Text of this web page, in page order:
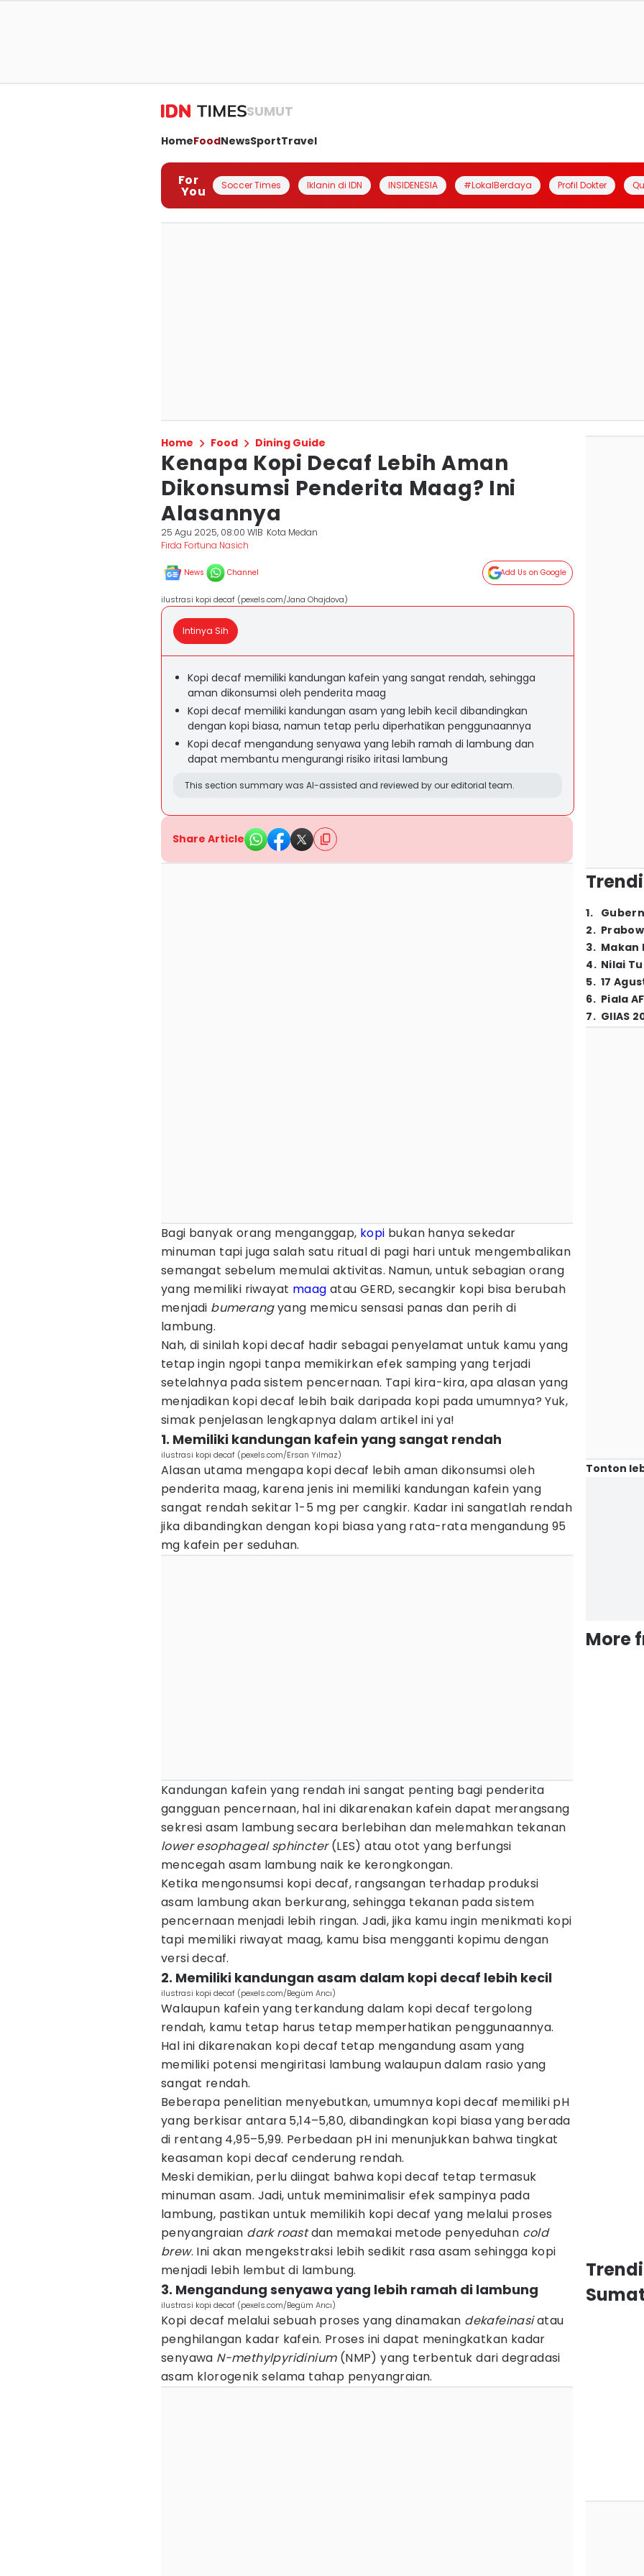
SUMUT
HomeFoodNewsSportTravel
For
You Soccer Times Iklanin di IDN INSIDENESIA #LokalBerdaya Profil Dokter
Home Food Dining Guide
Kenapa Kopi Decaf Lebih Aman
Dikonsumsi Penderita Maag? Ini
Alasannya
25 Agu 2025, 08:00 WIB Kota Medan
Firda Fortuna Nasich
News Channel Add Us on Google
ilustrasi kopi decaf (pexels.com/Jana Ohajdova)
Intinya Sih
Kopi decaf memiliki kandungan kafein yang sangat rendah, sehingga
aman dikonsumsi oleh penderita maag
Kopi decaf memiliki kandungan asam yang lebih kecil dibandingkan
dengan kopi biasa, namun tetap perlu diperhatikan penggunaannya
Kopi decaf mengandung senyawa yang lebih ramah di lambung dan
dapat membantu mengurangi risiko iritasi lambung
This section summary was AI-assisted and reviewed by our editorial team.
Share Article
Bagi banyak orang menganggap, kopi bukan hanya sekedar
minuman tapi juga salah satu ritual di pagi hari untuk mengembalikan
semangat sebelum memulai aktivitas. Namun, untuk sebagian orang
yang memiliki riwayat maag atau GERD, secangkir kopi bisa berubah
menjadi bumerangyang memicu sensasi panas dan perih di
lambung.
Nah, di sinilah kopi decaf hadir sebagai penyelamat untuk kamu yang
tetap ingin ngopi tanpa memikirkan efek samping yang terjadi
setelahnya pada sistem pencernaan. Tapi kira-kira, apa alasan yang
menjadikan kopi decaf lebih baik daripada kopi pada umumnya? Yuk,
simak penjelasan lengkapnya dalam artikel ini ya!
1. Memiliki kandungan kafein yang sangat rendah
ilustrasi kopi decaf (pexels.com/Ersan Yılmaz)
Alasan utama mengapa kopi decaf lebih aman dikonsumsi oleh
penderita maag, karena jenis ini memiliki kandungan kafein yang
sangat rendah sekitar 1-5 mg per cangkir. Kadar ini sangatlah rendah
jika dibandingkan dengan kopi biasa yang rata-rata mengandung 95
mg kafein per seduhan.
Kandungan kafein yang rendah ini sangat penting bagi penderita
gangguan pencernaan, hal ini dikarenakan kafein dapat merangsang
sekresi asam lambung secara berlebihan dan melemahkan tekanan
lower esophageal sphincter(LES) atau otot yang berfungsi
mencegah asam lambung naik ke kerongkongan.
Ketika mengonsumsi kopi decaf, rangsangan terhadap produksi
asam lambung akan berkurang, sehingga tekanan pada sistem
pencernaan menjadi lebih ringan. Jadi, jika kamu ingin menikmati kopi
tapi memiliki riwayat maag, kamu bisa mengganti kopimu dengan
versi decaf.
2. Memiliki kandungan asam dalam kopi decaf lebih kecil
ilustrasi kopi decaf (pexels.com/Begüm Arıcı)
Walaupun kafein yang terkandung dalam kopi decaf tergolong
rendah, kamu tetap harus tetap memperhatikan penggunaannya.
Hal ini dikarenakan kopi decaf tetap mengandung asam yang
memiliki potensi mengiritasi lambung walaupun dalam rasio yang
sangat rendah.
Beberapa penelitian menyebutkan, umumnya kopi decaf memiliki pH
yang berkisar antara 5,14–5,80, dibandingkan kopi biasa yang berada
di rentang 4,95–5,99. Perbedaan pH ini menunjukkan bahwa tingkat
keasaman kopi decaf cenderung rendah.
Meski demikian, perlu diingat bahwa kopi decaf tetap termasuk
minuman asam. Jadi, untuk meminimalisir efek sampinya pada
lambung, pastikan untuk memilikih kopi decaf yang melalui proses
penyangraian dark roastdan memakai metode penyeduhan cold
brew. Ini akan mengekstraksi lebih sedikit rasa asam sehingga kopi
menjadi lebih lembut di lambung.
3. Mengandung senyawa yang lebih ramah di lambung
ilustrasi kopi decaf (pexels.com/Begüm Arıcı)
Kopi decaf melalui sebuah proses yang dinamakan dekafeinasiatau
penghilangan kadar kafein. Proses ini dapat meningkatkan kadar
senyawa N-methylpyridinium(NMP) yang terbentuk dari degradasi
asam klorogenik selama tahap penyangraian.
1.
2.
3. Makan
4. Nilai
5. 17
6. Piala
7. GIIAS
Tonton
More